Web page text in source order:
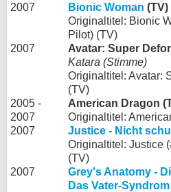
2007
Bionic Woman (TV)
Originaltitel: Bionic
Pilot) (TV)
2007
Avatar: Super
Katara (Stimme)
Originaltitel: Avatar:
(TV)
2005 -
2007
American Dragon
Originaltitel:
2007
Justice - Nicht
Originaltitel: Justice
(TV)
2007
Grey's Anatomy -
Das Vater-Syndrom